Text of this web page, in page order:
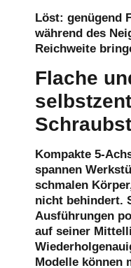
Löst: genügend
während des
Reichweite
Flache
Kompakte 5-
spannen
schmalen
nicht behindert.
Ausführungen
auf seiner
Modelle können